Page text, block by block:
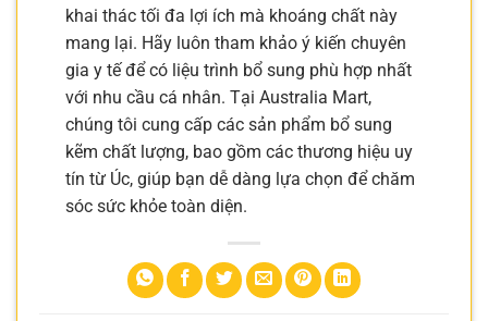
khai thác tối đa lợi ích mà khoáng chất này
mang lại. Hãy luôn tham khảo ý kiến chuyên
gia y tế để có liệu trình bổ sung phù hợp nhất
với nhu cầu cá nhân. Tại Australia Mart,
chúng tôi cung cấp các sản phẩm bổ sung
kẽm chất lượng, bao gồm các thương hiệu uy
tín từ Úc, giúp bạn dễ dàng lựa chọn để chăm
sóc sức khỏe toàn diện.